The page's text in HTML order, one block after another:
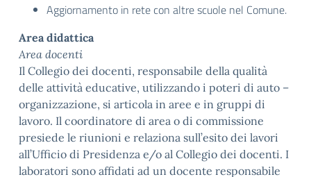
Aggiornamento in rete con altre scuole nel Comune.
Area didattica
Area docenti
Il Collegio dei docenti, responsabile della qualità
delle attività educative, utilizzando i poteri di auto –
organizzazione, si articola in aree e in gruppi di
lavoro. Il coordinatore di area o di commissione
presiede le riunioni e relaziona sull’esito dei lavori
all’Ufficio di Presidenza e/o al Collegio dei docenti. I
laboratori sono affidati ad un docente responsabile